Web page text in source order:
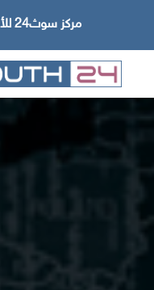
مركز سوث24 للأخبار والدراسات